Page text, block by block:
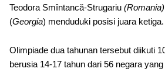
Teodora Smîntancă-Strugariu (Romania)
(Georgia) menduduki posisi juara ketiga.
Olimpiade dua tahunan tersebut diikuti
berusia 14-17 tahun dari 56 negara